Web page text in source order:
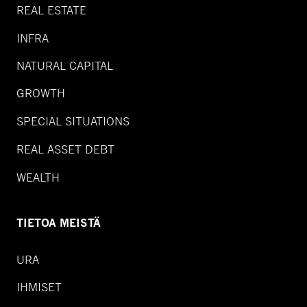
REAL ESTATE
INFRA
NATURAL CAPITAL
GROWTH
SPECIAL SITUATIONS
REAL ASSET DEBT
WEALTH
TIETOA MEISTÄ
URA
IHMISET